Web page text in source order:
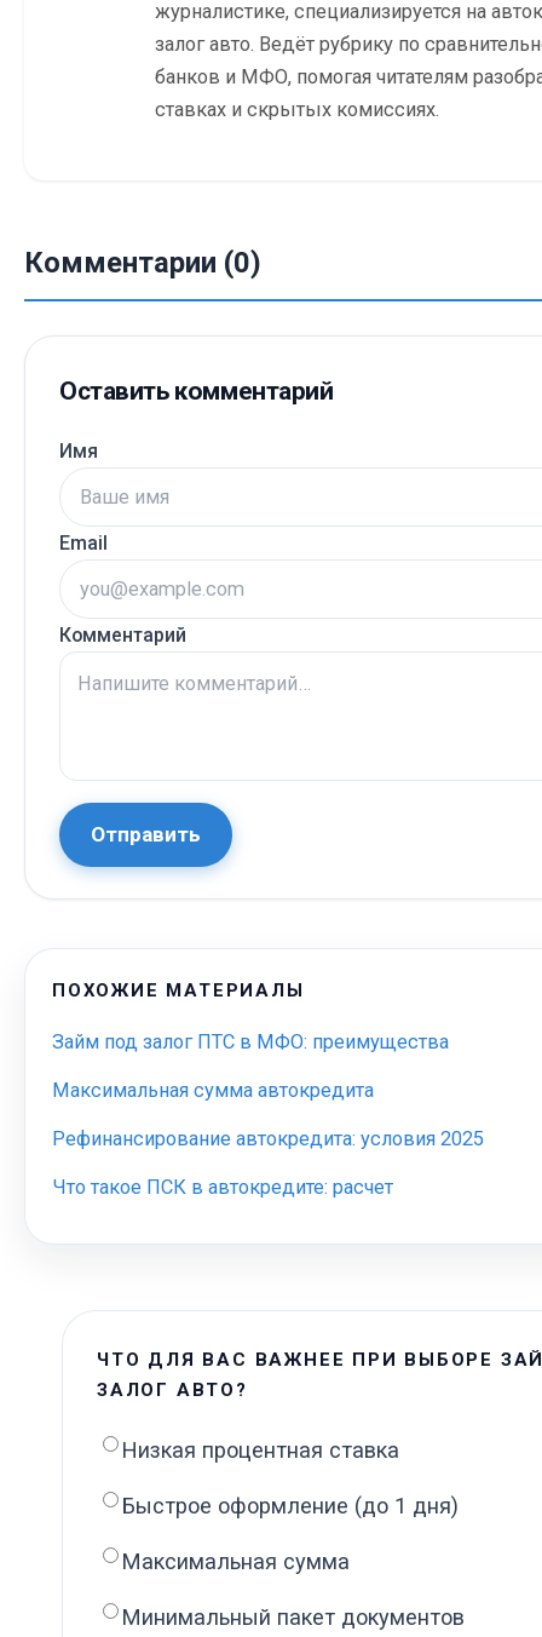
журналистике, специализируется на
залог авто. Ведёт рубрику по
банков и МФО, помогая читателям
ставках и скрытых комиссиях.
Комментарии (0)
Оставить комментарий
Имя
Email
Комментарий
Отправить
ПОХОЖИЕ МАТЕРИАЛЫ
Займ под залог ПТС в МФО: преимущества
Максимальная сумма автокредита
Рефинансирование автокредита: условия 2025
Что такое ПСК в автокредите: расчет
ЧТО ДЛЯ ВАС ВАЖНЕЕ ПРИ ВЫБОРЕ
ЗАЛОГ АВТО?
Низкая процентная ставка
Быстрое оформление (до 1 дня)
Максимальная сумма
Минимальный пакет документов